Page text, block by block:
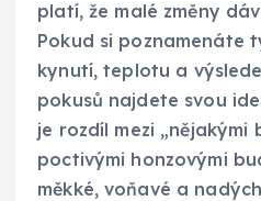
platí, že malé změny
Pokud si poznamenáte
kynutí, teplotu a
pokusů najdete svou
je rozdíl mezi „nějakými
poctivými honzovými
měkké, voňavé a